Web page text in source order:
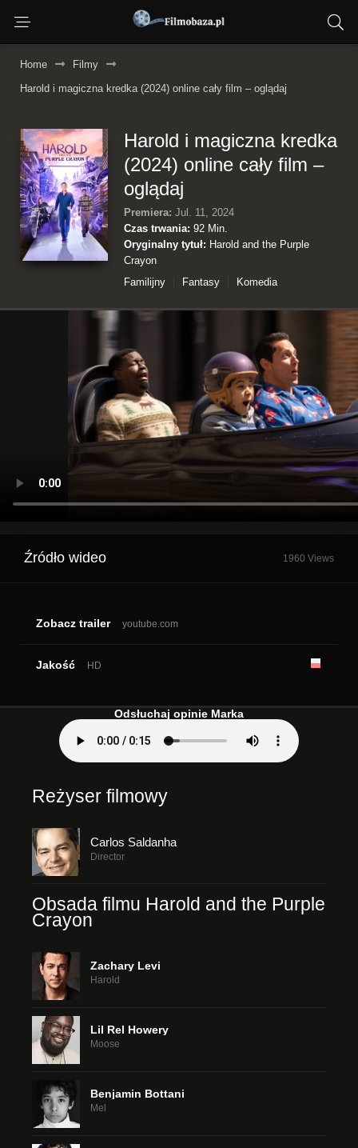
Home
Filmy
Harold i magiczna kredka (2024) online cały film – oglądaj
Harold i magiczna kredka
(2024) online cały film –
oglądaj
Premiera: Jul. 11, 2024
Czas trwania: 92 Min.
Oryginalny tytuł: Harold and the Purple
Crayon
Familijny
Fantasy
Komedia
Źródło wideo 1960 Views
Zobacz trailer youtube.com
Jakość HD
Odsłuchaj opinie Marka
Reżyser filmowy
Carlos Saldanha
Director
Obsada filmu Harold and the Purple
Crayon
Zachary Levi
Harold
Lil Rel Howery
Moose
Benjamin Bottani
Mel